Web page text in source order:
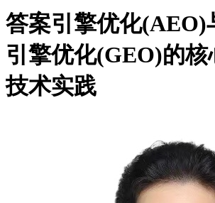
答案引擎优化(AEO)
引擎优化(GEO)的核
技术实践